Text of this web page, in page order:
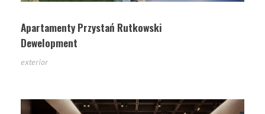
Apartamenty Przystań Rutkowski
Dewelopment
exterior